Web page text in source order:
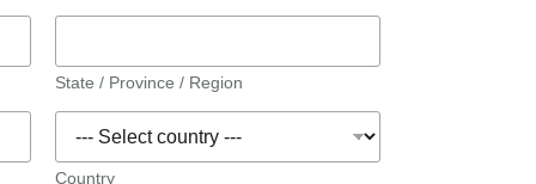
State / Province / Region
Country